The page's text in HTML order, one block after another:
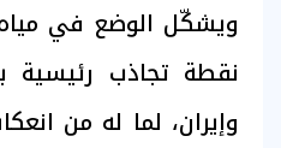
ويشكّل الوضع في
نقطة تجاذب رئيسية
وإيران، لما له من